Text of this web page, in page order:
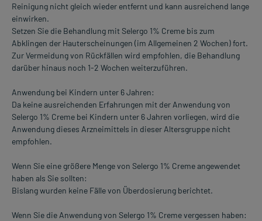
Reinigung nicht gleich wieder entfernt und kann ausreichend lange
einwirken.
Setzen Sie die Behandlung mit Selergo 1% Creme bis zum
Abklingen der Hauterscheinungen (im Allgemeinen 2 Wochen) fort.
Zur Vermeidung von Rückfällen wird empfohlen, die Behandlung
darüber hinaus noch 1-2 Wochen weiterzuführen.
Anwendung bei Kindern unter 6 Jahren:
Da keine ausreichenden Erfahrungen mit der Anwendung von
Selergo 1% Creme bei Kindern unter 6 Jahren vorliegen, wird die
Anwendung dieses Arzneimittels in dieser Altersgruppe nicht
empfohlen.
Wenn Sie eine größere Menge von Selergo 1% Creme angewendet
haben als Sie sollten:
Bislang wurden keine Fälle von Überdosierung berichtet.
Wenn Sie die Anwendung von Selergo 1% Creme vergessen haben: